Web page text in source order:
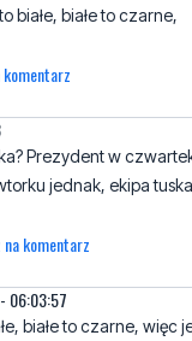
Prezydent w
komentarz
białe to czarne, więc
na komentarz